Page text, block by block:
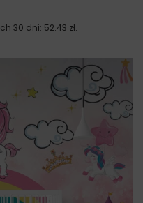
30 dni: 52.43 zł.